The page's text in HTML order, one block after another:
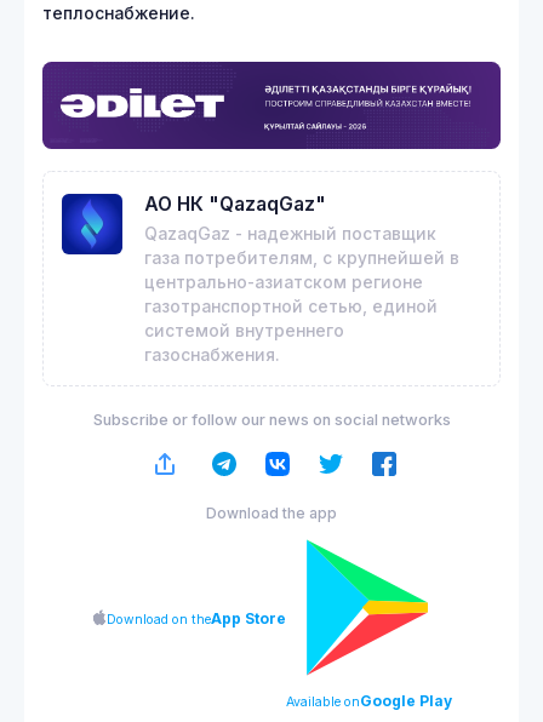
теплоснабжение.
АО НК "QazaqGaz"
QazaqGaz - надежный поставщик
газа потребителям, с крупнейшей в
центрально-азиатском регионе
газотранспортной сетью, единой
системой внутреннего
газоснабжения.
Subscribe or follow our news on social networks
Download the app
Download on theApp Store
Available onGoogle Play